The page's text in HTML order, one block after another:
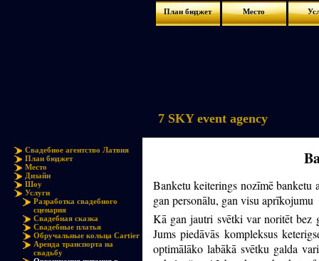
План бюджет Место
Свадебное агентство Латвия
План бюджет
Место
Дизайн
Шоу
Услуги
Разработка свадебного
сценария
Свадебная сказка
Свадебные платья
Обручальные кольца Cartier
Аренда транспорта на
свадьбу
7 SKY event agency
Banketu keiterings nozīmē banketu
gan personālu, gan visu aprīkojumu
Kā gan jautri svētki var noritēt bez
Jums piedāvās kompleksus
optimālāko labākā svētku galda